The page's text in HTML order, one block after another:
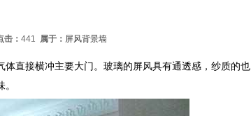
击： 441 属于： 屏风背景墙
直接横冲主要大门。玻璃的屏风具有通透感，纱质的也